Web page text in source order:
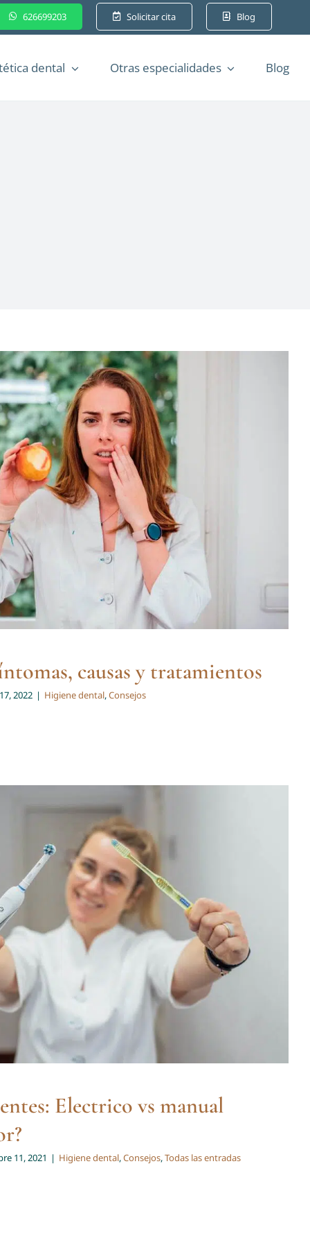
626699203 Solicitar cita Blog
dental Otras especialidades Blog
causas y tratamientos
2022 | Higiene dental,Consejos
Electrico vs manual
11, 2021 | Higiene dental,Consejos,Todas las entradas